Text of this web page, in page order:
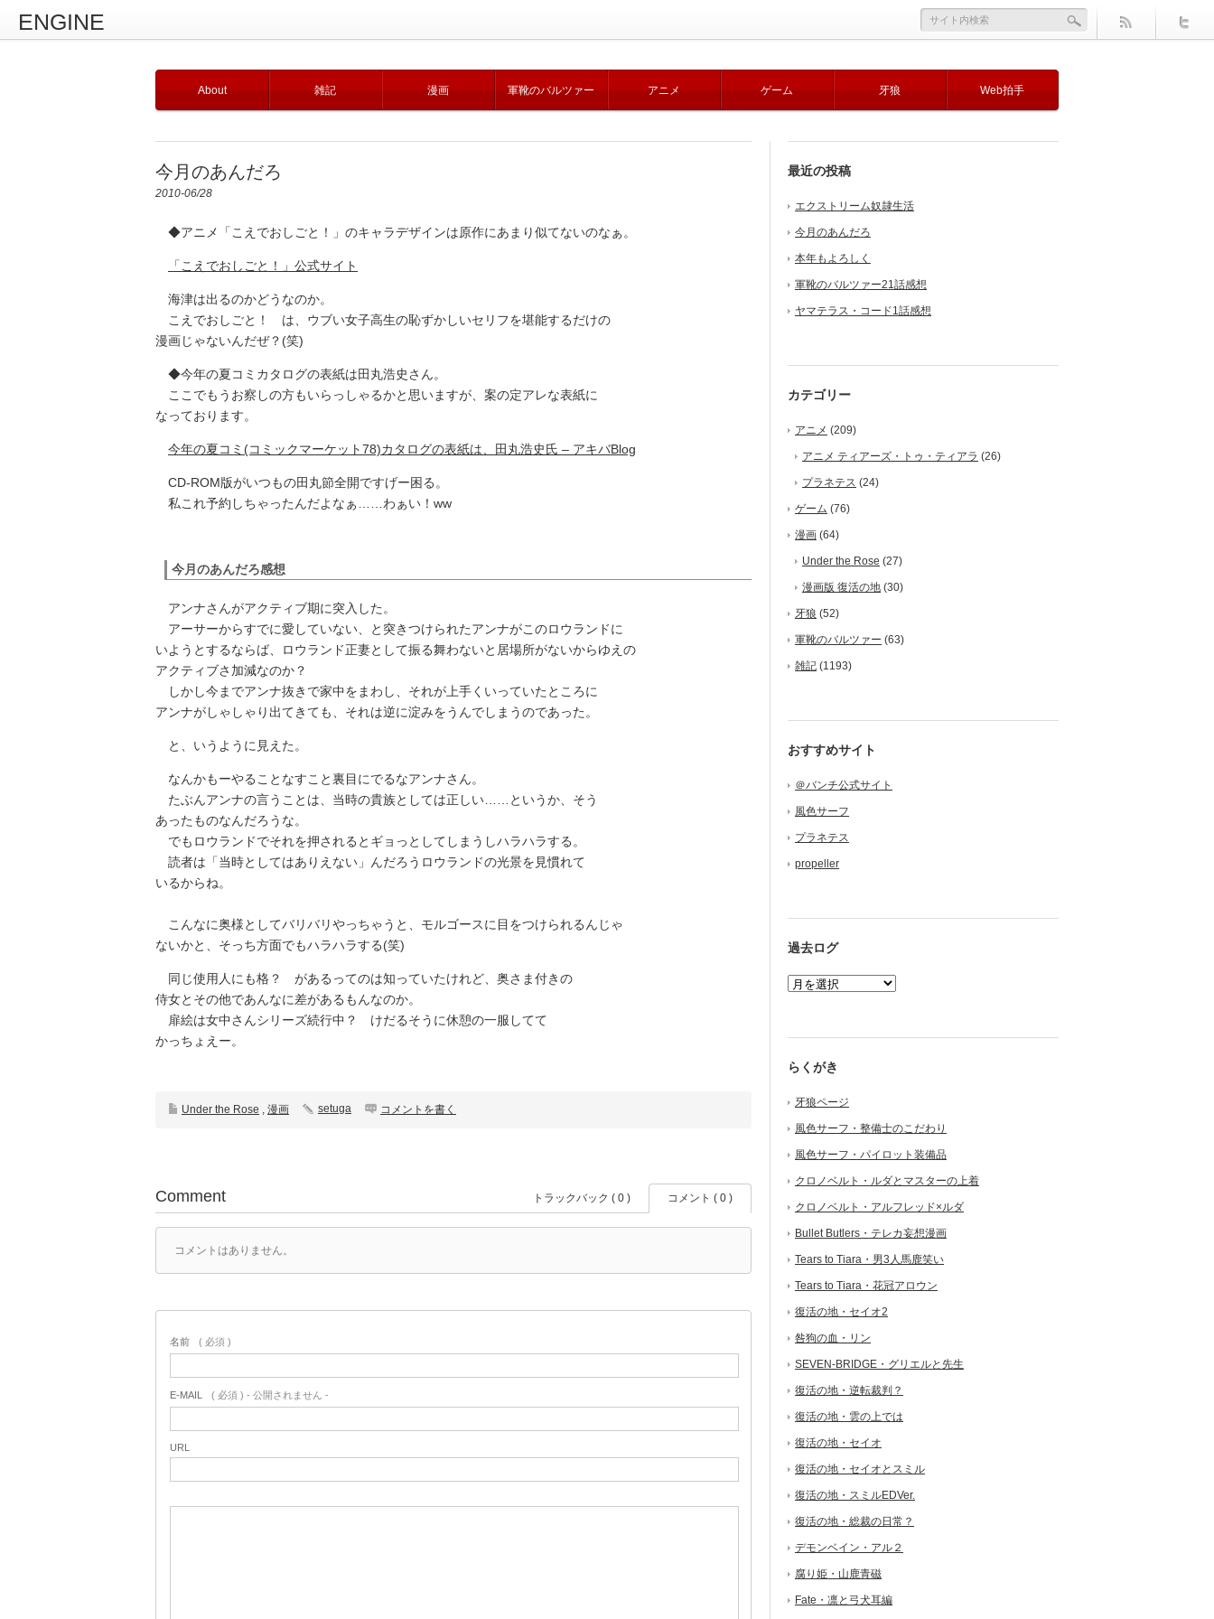
ENGINE
About 雑記 漫画 軍靴のバルツァー アニメ ゲーム 牙狼 Web拍手
今月のあんだろ
2010-06/28
◆アニメ「こえでおしごと！」のキャラデザインは原作にあまり似てないのなぁ。
「こえでおしごと！」公式サイト
海津は出るのかどうなのか。
こえでおしごと！ は、ウブい女子高生の恥ずかしいセリフを堪能するだけの
漫画じゃないんだぜ？(笑)
◆今年の夏コミカタログの表紙は田丸浩史さん。
ここでもうお察しの方もいらっしゃるかと思いますが、案の定アレな表紙に
なっております。
今年の夏コミ(コミックマーケット78)カタログの表紙は、田丸浩史氏 – アキバBlog
CD-ROM版がいつもの田丸節全開ですげー困る。
私これ予約しちゃったんだよなぁ……わぁい！ww
今月のあんだろ感想
アンナさんがアクティブ期に突入した。
アーサーからすでに愛していない、と突きつけられたアンナがこのロウランドに
いようとするならば、ロウランド正妻として振る舞わないと居場所がないからゆえの
アクティブさ加減なのか？
しかし今までアンナ抜きで家中をまわし、それが上手くいっていたところに
アンナがしゃしゃり出てきても、それは逆に淀みをうんでしまうのであった。
と、いうように見えた。
なんかもーやることなすこと裏目にでるなアンナさん。
たぶんアンナの言うことは、当時の貴族としては正しい……というか、そう
あったものなんだろうな。
でもロウランドでそれを押されるとギョっとしてしまうしハラハラする。
読者は「当時としてはありえない」んだろうロウランドの光景を見慣れて
いるからね。
こんなに奥様としてバリバリやっちゃうと、モルゴースに目をつけられるんじゃ
ないかと、そっち方面でもハラハラする(笑)
同じ使用人にも格？ があるってのは知っていたけれど、奥さま付きの
侍女とその他であんなに差があるもんなのか。
扉絵は女中さんシリーズ続行中？ けだるそうに休憩の一服してて
かっちょえー。
Under the Rose , 漫画 setuga コメントを書く
Comment トラックバック ( 0 ) コメント ( 0 )
コメントはありません。
名前 ( 必須 )
E-MAIL ( 必須 ) - 公開されません -
URL
最近の投稿
エクストリーム奴隷生活
今月のあんだろ
本年もよろしく
軍靴のバルツァー21話感想
ヤマテラス・コード1話感想
カテゴリー
アニメ (209)
アニメ ティアーズ・トゥ・ティアラ (26)
プラネテス (24)
ゲーム (76)
漫画 (64)
Under the Rose (27)
漫画版 復活の地 (30)
牙狼 (52)
軍靴のバルツァー (63)
雑記 (1193)
おすすめサイト
＠バンチ公式サイト
風色サーフ
プラネテス
propeller
過去ログ
らくがき
牙狼ページ
風色サーフ・整備士のこだわり
風色サーフ・パイロット装備品
クロノベルト・ルダとマスターの上着
クロノベルト・アルフレッド×ルダ
Bullet Butlers・テレカ妄想漫画
Tears to Tiara・男3人馬鹿笑い
Tears to Tiara・花冠アロウン
復活の地・セイオ2
咎狗の血・リン
SEVEN-BRIDGE・グリエルと先生
復活の地・逆転裁判？
復活の地・雲の上では
復活の地・セイオ
復活の地・セイオとスミル
復活の地・スミルEDVer.
復活の地・総裁の日常？
デモンベイン・アル２
腐り姫・山鹿青磁
Fate・凛と弓犬耳編